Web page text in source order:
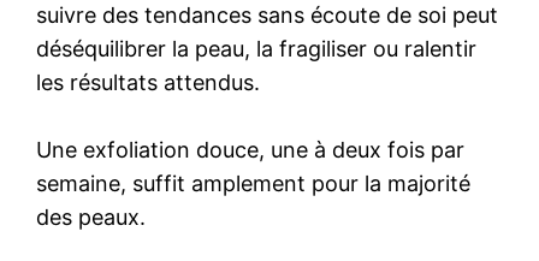
suivre des tendances sans écoute de soi peut
déséquilibrer la peau, la fragiliser ou ralentir
les résultats attendus.
Une exfoliation douce, une à deux fois par
semaine, suffit amplement pour la majorité
des peaux.